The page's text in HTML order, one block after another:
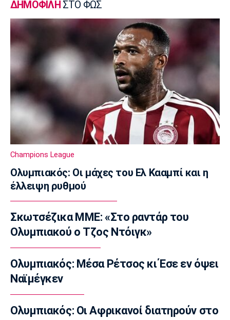
Βόλεϊ Α Γυναικών
Παραμένει στην Ελπίδα η Μπαλλογιάννη
Super League 1
Στο προσκήνιο για Τέιλορ οι Σέλτικ, Μάλαγα
και Μπέρνλι
21:15
Σπορ
Tα συγχαρητήρια του Ισίδωρου Κούβελου
στην Εβελυν Μητροπούλου
21:00
Η Φενέρμπαχτσε κινείται για τον Λουκάκου
20:45
Νάϊμεγκεν: Εντός έδρας ήττα από την
Tελστάρ, πριν υποδεχθεί τον Ολυμπιακό!
Ποδόσφαιρο - Διεθνή
Διαψεύδει ο Ινφαντίνο τις καταγγελίες
20:30
Ατρόμητος: Επαγγελματικό συμβόλαιο για
ΔΗΜΟΦΙΛΗ ΣΤΟ ΦΩΣ
Champions League
Ολυμπιακός: Οι μάχες του Ελ Κααμπί και η
έλλειψη ρυθμού
Σκωτσέζικα ΜΜΕ: «Στο ραντάρ του
Ολυμπιακού ο Τζος Ντόιγκ»
Ολυμπιακός: Μέσα Ρέτσος κι Έσε εν όψει
Ναϊμέγκεν
Ολυμπιακός: Οι Αφρικανοί διατηρούν στο